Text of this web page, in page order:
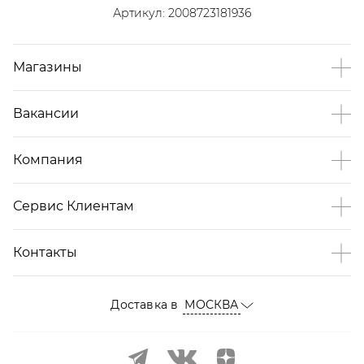
Артикул: 2008723181936
Магазины
Вакансии
Компания
Сервис Клиентам
Контакты
Доставка в МОСКВА